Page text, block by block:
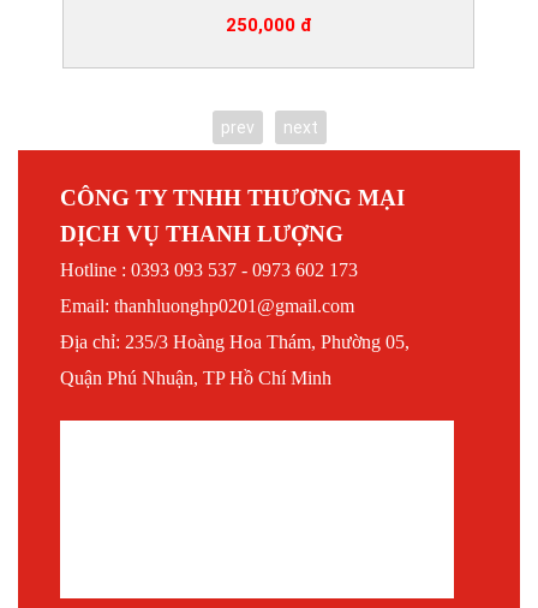
250,000 đ
prev next
CÔNG TY TNHH THƯƠNG MẠI
DỊCH VỤ THANH LƯỢNG
Hotline : 0393 093 537 - 0973 602 173
Email: thanhluonghp0201@gmail.com
Địa chỉ: 235/3 Hoàng Hoa Thám, Phường 05,
Quận Phú Nhuận, TP Hồ Chí Minh